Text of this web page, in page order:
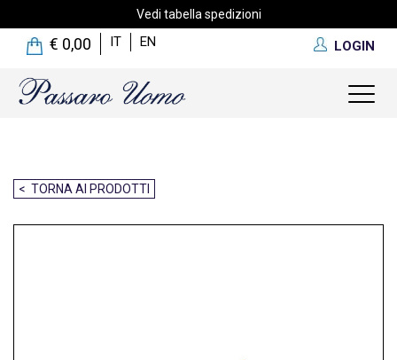
Vedi tabella spedizioni
€ 0,00 IT EN LOGIN
< TORNA AI PRODOTTI